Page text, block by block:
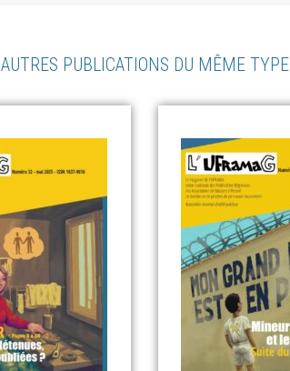
AUTRES PUBLICATIONS DU MÊME TYPE